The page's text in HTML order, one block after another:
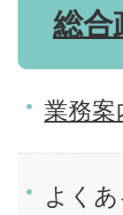
総合
業務案
よく